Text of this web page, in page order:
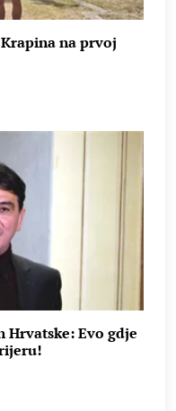
na prvoj
Hrvatske: Evo gdje